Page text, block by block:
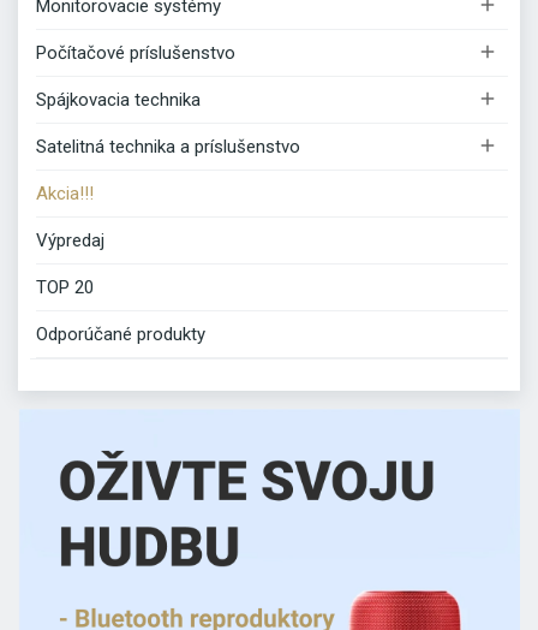
Monitorovacie systémy 
Počítačové príslušenstvo 
Spájkovacia technika 
Satelitná technika a príslušenstvo 
Akcia!!!
Výpredaj
TOP 20
Odporúčané produkty